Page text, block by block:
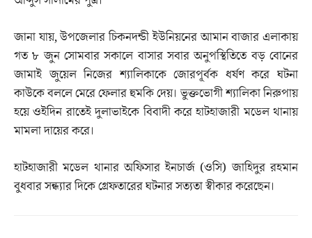
জানা যায়, উপজেলার চিকনদন্ডী ইউনিয়নের আমান বাজার এলাকায়
গত ৮ জুন সোমবার সকালে বাসার সবার অনুপস্থিতিতে বড় বোনের
জামাই জুয়েল নিজের শ্যালিকাকে জোরপূর্বক ধর্ষণ করে ঘটনা
কাউকে বললে মেরে ফেলার হুমকি দেয়। ভুক্তভোগী শ্যালিকা নিরুপায়
হয়ে ওইদিন রাতেই দুলাভাইকে বিবাদী করে হাটহাজারী মডেল থানায়
মামলা দায়ের করে।
হাটহাজারী মডেল থানার অফিসার ইনচার্জ (ওসি) জাহিদুর রহমান
বুধবার সন্ধ্যার দিকে গ্রেফতারের ঘটনার সত্যতা স্বীকার করেছেন।